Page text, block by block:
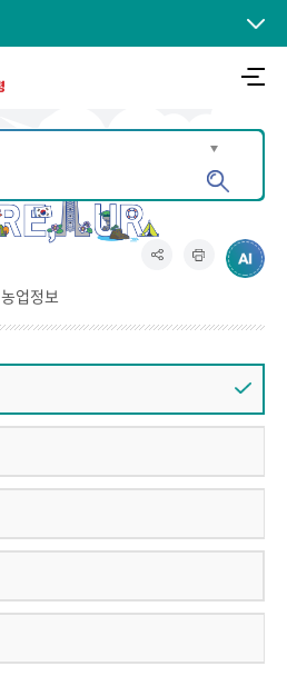
농업정보